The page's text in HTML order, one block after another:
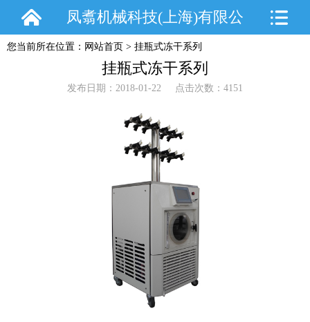
凤翥机械科技(上海)有限公
司
您当前所在位置： 网站首页 > 挂瓶式冻干系列
挂瓶式冻干系列
发布日期：2018-01-22 点击次数：4151